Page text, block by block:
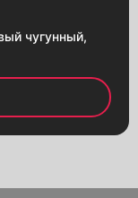
чугунный,